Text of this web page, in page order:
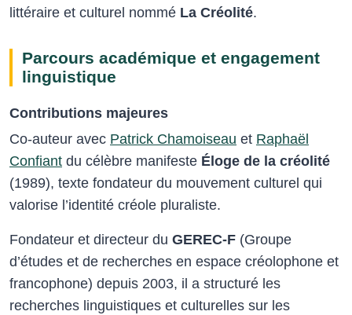
littéraire et culturel nommé La Créolité.
Parcours académique et engagement
linguistique
Contributions majeures
Co-auteur avec Patrick Chamoiseau et Raphaël
Confiant du célèbre manifeste Éloge de la créolité
(1989), texte fondateur du mouvement culturel qui
valorise l’identité créole pluraliste.
Fondateur et directeur du GEREC-F (Groupe
d’études et de recherches en espace créolophone et
francophone) depuis 2003, il a structuré les
recherches linguistiques et culturelles sur les